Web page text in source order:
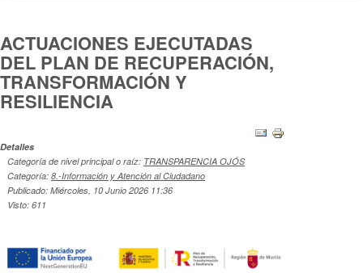
ACTUACIONES EJECUTADAS
DEL PLAN DE RECUPERACIÓN,
TRANSFORMACIÓN Y
RESILIENCIA
Detalles
Categoría de nivel principal o raíz: TRANSPARENCIA OJÓS
Categoría: 8.-Información y Atención al Ciudadano
Publicado: Miércoles, 10 Junio 2026 11:36
Visto: 611